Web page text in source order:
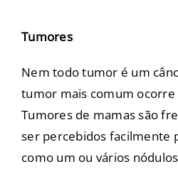
Tumores
Nem todo tumor é um
tumor mais comum ocorre
Tumores de mamas são
ser percebidos facilmente
como um ou vários